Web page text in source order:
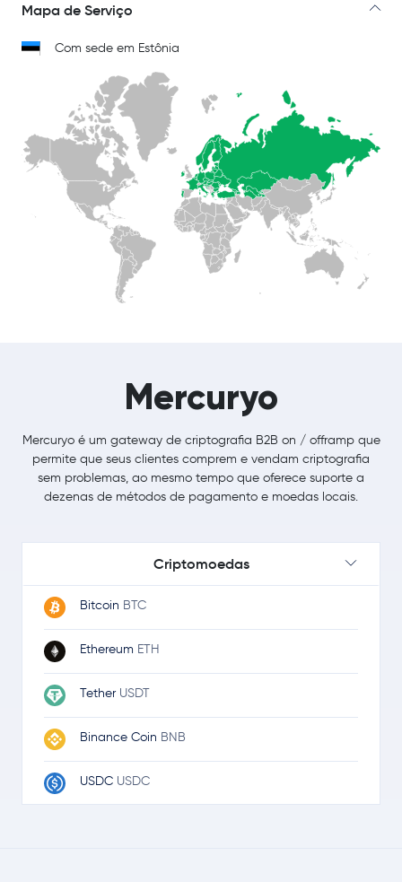
Mapa de Serviço
Com sede em Estônia
Mercuryo
Mercuryo é um gateway de criptografia B2B on / offramp que
permite que seus clientes comprem e vendam criptografia
sem problemas, ao mesmo tempo que oferece suporte a
dezenas de métodos de pagamento e moedas locais.
Criptomoedas
Bitcoin BTC
Ethereum ETH
Tether USDT
Binance Coin BNB
USDC USDC